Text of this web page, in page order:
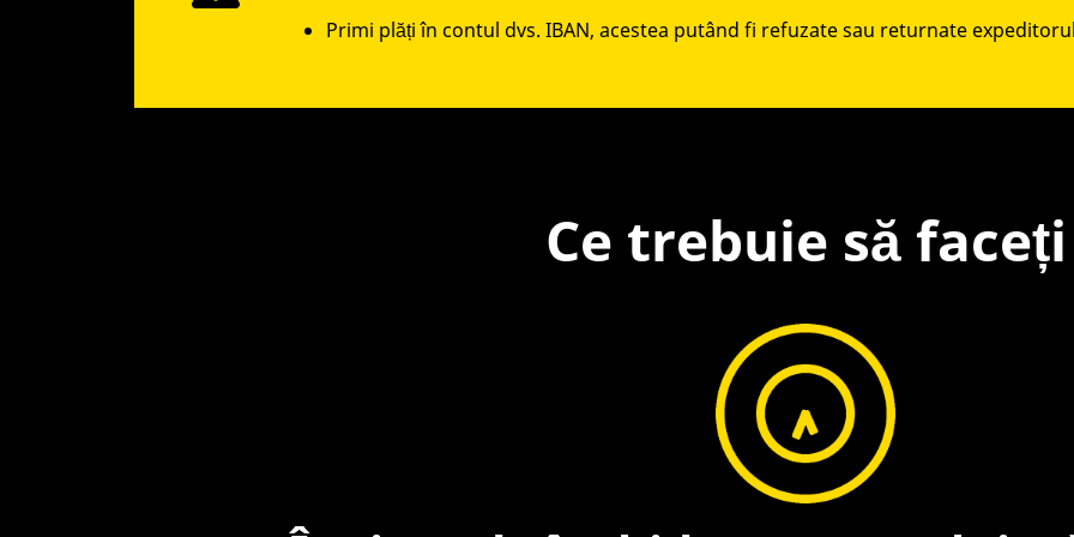
Primi plăți în contul dvs. IBAN, acestea putând fi refuzate sau returnate
Ce trebuie să faceți